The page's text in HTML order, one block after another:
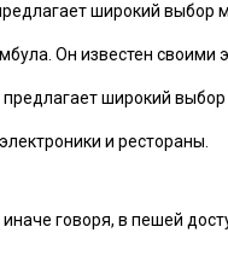
широкий выбор
Он известен
широкий
и рестораны.
говоря, в пешей